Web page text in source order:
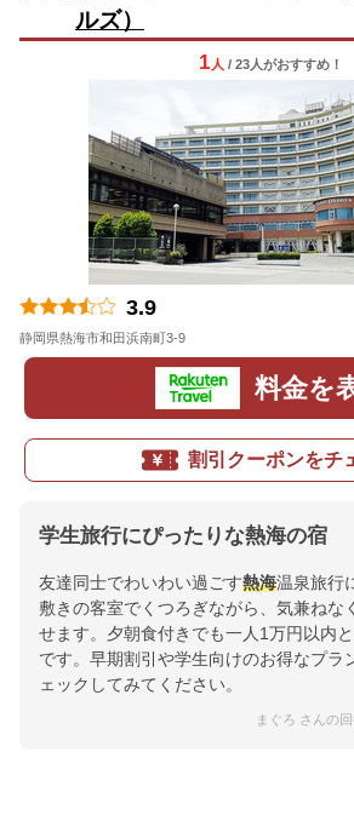
ルズ）
1 人 / 23人がおすすめ！
3.9
静岡県熱海市和田浜南町3-9
料金を
割引クーポンをチ
学生旅行にぴったりな熱海の宿
友達同士でわいわい過ごす熱海温泉旅行
敷きの客室でくつろぎながら、気兼ねな
せます。夕朝食付きでも一人1万円以内
です。早期割引や学生向けのお得なプラ
ェックしてみてください。
まぐろ さんの